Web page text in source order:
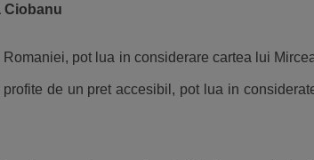
Ciobanu
pot lua in considerare cartea lui
de un pret accesibil, pot lua in